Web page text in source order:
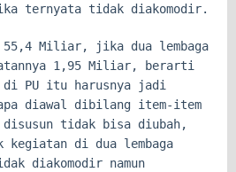
ternyata tidak diakomodir.
55,4 Miliar, jika dua lembaga
1,95 Miliar, berarti
di PU itu harusnya jadi
diawal dibilang item-item
disusun tidak bisa diubah,
kegiatan di dua lembaga
diakomodir namun